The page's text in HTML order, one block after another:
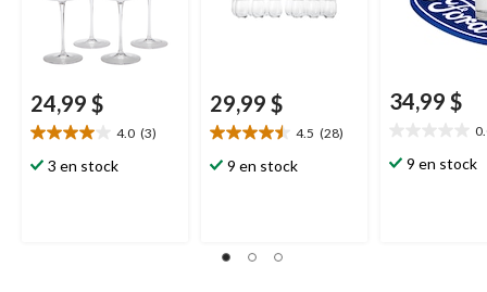
24,99 $
4.0 (3)
4.0
étoile(s)
3 en stock
29,99 $
4.5 (28)
4.5
étoile(s)
9 en stock
34,99 $
étoile(s)
9 en stock